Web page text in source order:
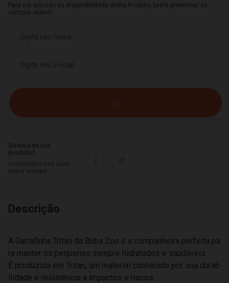
Para ser avisado da disponibilidade deste Produto, basta preencher os
campos abaixo.
Descrição
A Garrafinha Tritan da Buba Zoo é a companheira perfeita pa
ra manter os pequenos sempre hidratados e saudáveis.
É produzida em Tritan, um material conhecido por sua durab
ilidade e resistência a impactos e riscos.